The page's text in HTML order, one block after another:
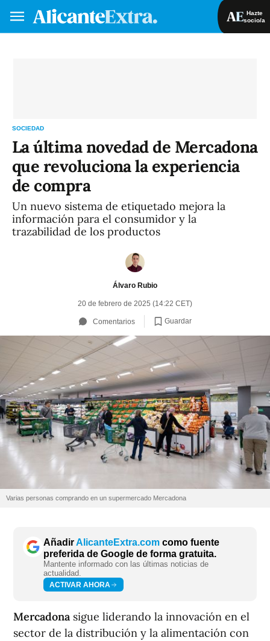
Hazte
socio/a
SOCIEDAD
La última novedad de Mercadona
que revoluciona la experiencia
de compra
Un nuevo sistema de etiquetado mejora la
información para el consumidor y la
trazabilidad de los productos
Álvaro Rubio
20 de febrero de 2025 (14:22 CET)
Comentarios Guardar
Varias personas comprando en un supermercado Mercadona
AñadirAlicanteExtra.com como fuente
preferida de Google de forma gratuita.
Mantente informado con las últimas noticias de
actualidad.
ACTIVAR AHORA
Mercadona sigue liderando la innovación en el
sector de la distribución y la alimentación con